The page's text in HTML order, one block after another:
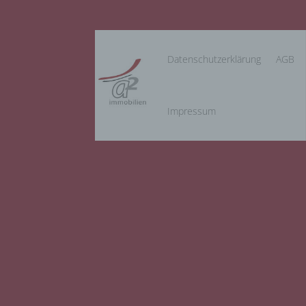
Datenschutzerklärung AGB
Impressum
a)